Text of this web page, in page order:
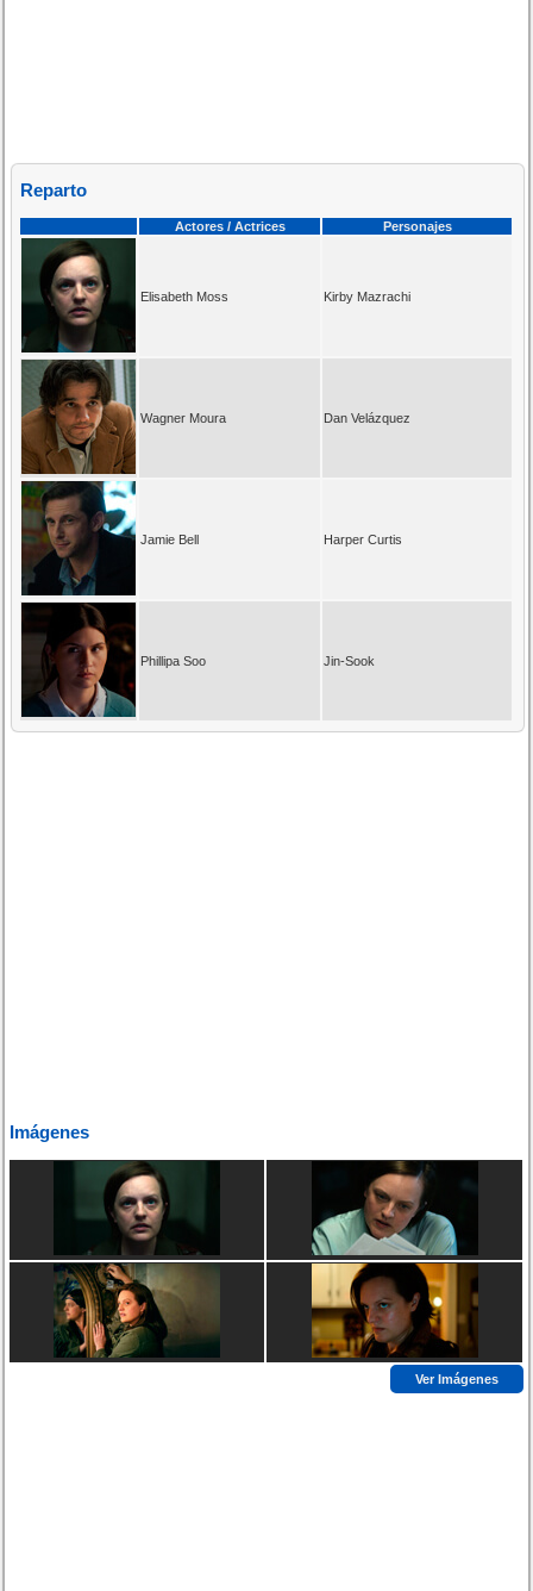
Reparto
Actores / Actrices Personajes
Elisabeth Moss Kirby Mazrachi
Wagner Moura Dan Velázquez
Jamie Bell Harper Curtis
Phillipa Soo Jin-Sook
Imágenes
Ver Imágenes